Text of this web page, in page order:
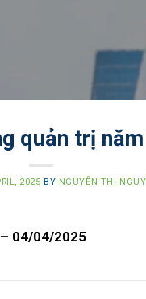
quản trị
2025 BY NGUYỄN THỊ
04/04/2025